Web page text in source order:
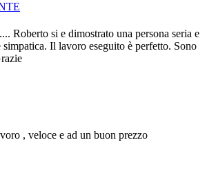
Roberto si e dimostrato una persona seria e
simpatica. Il lavoro eseguito è perfetto. Sono
, veloce e ad un buon prezzo